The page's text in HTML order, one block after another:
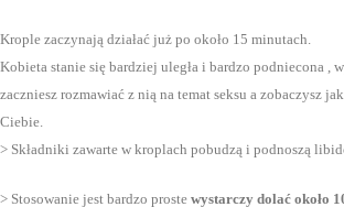
Krople zaczynają działać już po około 15 minutach.
Kobieta stanie się bardziej uległa i bardzo podniecona ,
zaczniesz rozmawiać z nią na temat seksu a zobaczysz
Ciebie.
> Składniki zawarte w kroplach pobudzą i podnoszą
> Stosowanie jest bardzo proste wystarczy dolać około